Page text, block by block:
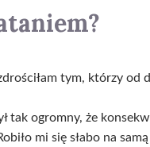
tym, którzy od
tak ogromny, że
mi się słabo na